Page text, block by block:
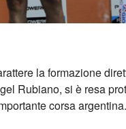
la formazione
Rubiano, si è resa
corsa argentina.